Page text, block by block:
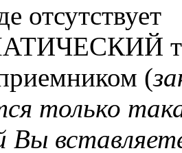
отсутствует
(
только
Вы